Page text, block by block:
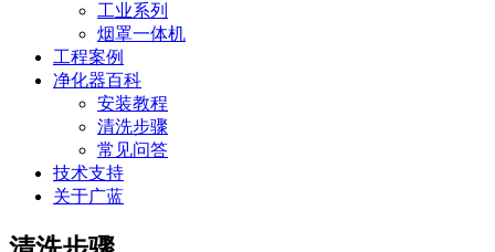
工业系列
烟罩一体机
工程案例
净化器百科
安装教程
清洗步骤
常见问答
技术支持
关于广蓝